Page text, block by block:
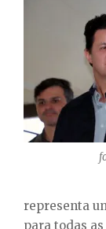
representa
para todas